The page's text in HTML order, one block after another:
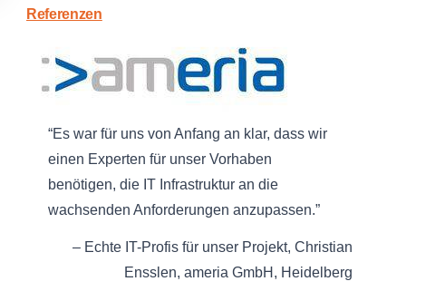
Referenzen
Es war für uns von Anfang an klar, dass wir
einen Experten für unser Vorhaben
benötigen, die IT Infrastruktur an die
wachsenden Anforderungen anzupassen.
Echte IT-Profis für unser Projekt Christian
Ensslen ameria GmbH Heidelberg